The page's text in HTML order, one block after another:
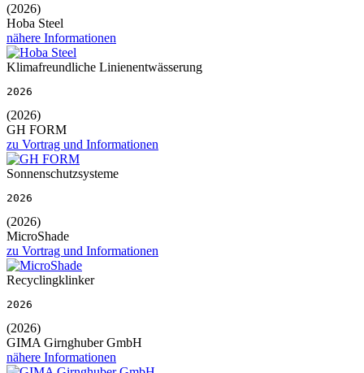
(2026)
Hoba Steel
nähere Informationen
Klimafreundliche Linienentwässerung
2026
(2026)
GH FORM
zu Vortrag und Informationen
Sonnenschutzsysteme
2026
(2026)
MicroShade
zu Vortrag und Informationen
Recyclingklinker
2026
(2026)
GIMA Girnghuber GmbH
nähere Informationen